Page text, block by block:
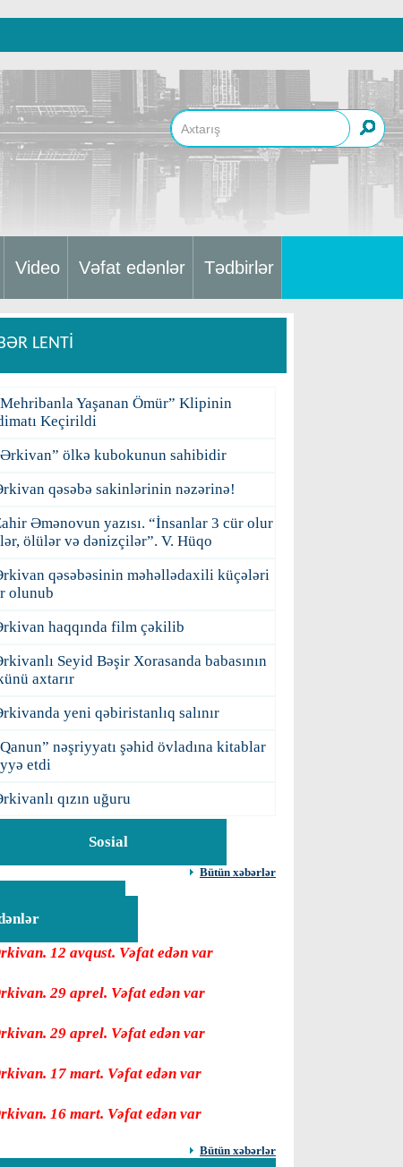
Video Vəfat edənlər Tədbirlər
LENTİ
Yaşanan Ömür” Klipinin
Keçirildi
ölkə kubokunun sahibidir
qəsəbə sakinlərinin nəzərinə!
Əmənovun yazısı. “İnsanlar 3 cür olur
ölülər və dənizçilər”. V. Hüqo
qəsəbəsinin məhəllədaxili küçələri
olunub
haqqında film çəkilib
Seyid Bəşir Xorasanda babasının
axtarır
yeni qəbiristanlıq salınır
nəşriyyatı şəhid övladına kitablar
etdi
qızın uğuru
Sosial
Bütün xəbərlər
12 avqust. Vəfat edən var
29 aprel. Vəfat edən var
29 aprel. Vəfat edən var
17 mart. Vəfat edən var
16 mart. Vəfat edən var
Bütün xəbərlər